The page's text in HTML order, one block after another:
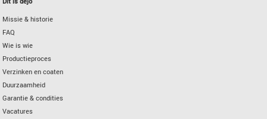
Missie & historie
FAQ
Wie is wie
Productieproces
Verzinken en coaten
Duurzaamheid
Garantie & condities
Vacatures